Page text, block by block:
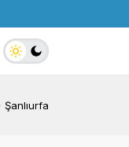
Şanlıurfa